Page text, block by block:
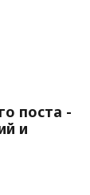
поста -
и